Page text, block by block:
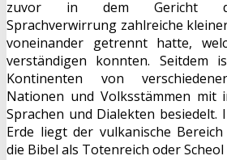
zuvor in dem Gericht
Sprachverwirrung zahlreiche
voneinander getrennt hatte,
verständigen konnten. Seitdem
Kontinenten von
Nationen und Volksstämmen mit
Sprachen und Dialekten besiedelt.
Erde liegt der vulkanische
die Bibel als Totenreich oder Scheol